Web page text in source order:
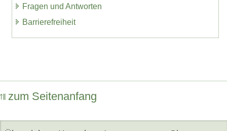
Fragen und Antworten
Barrierefreiheit
zum Seitenanfang